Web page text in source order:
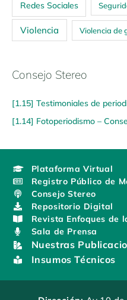
Redes Sociales
Violencia Violencia de
Consejo Stereo
[1.15] Testimoniales de
[1.14] Fotoperiodismo –
Plataforma Virtual
Registro Público de
Consejo Stereo
Repositorio Digital
Revista Enfoques de
Sala de Prensa
Nuestras
Insumos Técnicos